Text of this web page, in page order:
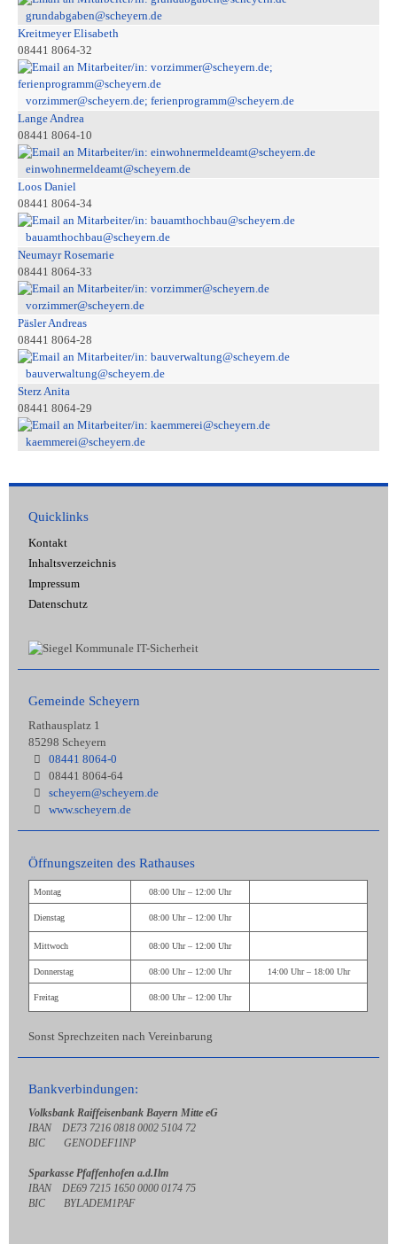
grundabgaben@scheyern.de
Kreitmeyer Elisabeth
08441 8064-32
vorzimmer@scheyern.de; ferienprogramm@scheyern.de
Lange Andrea
08441 8064-10
einwohnermeldeamt@scheyern.de
Loos Daniel
08441 8064-34
bauamthochbau@scheyern.de
Neumayr Rosemarie
08441 8064-33
vorzimmer@scheyern.de
Päsler Andreas
08441 8064-28
bauverwaltung@scheyern.de
Sterz Anita
08441 8064-29
kaemmerei@scheyern.de
Quicklinks
Kontakt
Inhaltsverzeichnis
Impressum
Datenschutz
Gemeinde Scheyern
Rathausplatz 1
85298 Scheyern
08441 8064-0
08441 8064-64
scheyern@scheyern.de
www.scheyern.de
Öffnungszeiten des Rathauses
Montag 08:00 Uhr – 12:00 Uhr
Dienstag 08:00 Uhr – 12:00 Uhr
Mittwoch 08:00 Uhr – 12:00 Uhr
Donnerstag 08:00 Uhr – 12:00 Uhr 14:00 Uhr – 18:00 Uhr
Freitag 08:00 Uhr – 12:00 Uhr
Sonst Sprechzeiten nach Vereinbarung
Bankverbindungen:
Volksbank Raiffeisenbank Bayern Mitte eG
IBAN DE73 7216 0818 0002 5104 72
BIC GENODEF1INP
Sparkasse Pfaffenhofen a.d.Ilm
IBAN DE69 7215 1650 0000 0174 75
BIC BYLADEM1PAF